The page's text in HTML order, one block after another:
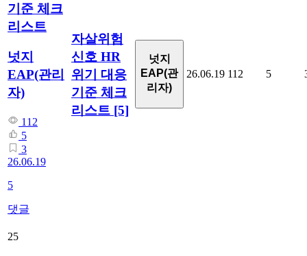
기준 체크
리스트
넛지
EAP(관리
자)
112
5
3
26.06.19
5
댓글
자살위험
신호 HR
위기 대응
기준 체크
리스트 [5]
넛지
EAP(관
리자)
26.06.19 112 5
25